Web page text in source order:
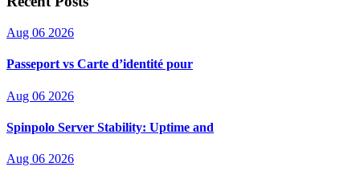
Aug 06 2026
Passeport vs Carte d’identité pour
Aug 06 2026
Spinpolo Server Stability: Uptime and
Aug 06 2026